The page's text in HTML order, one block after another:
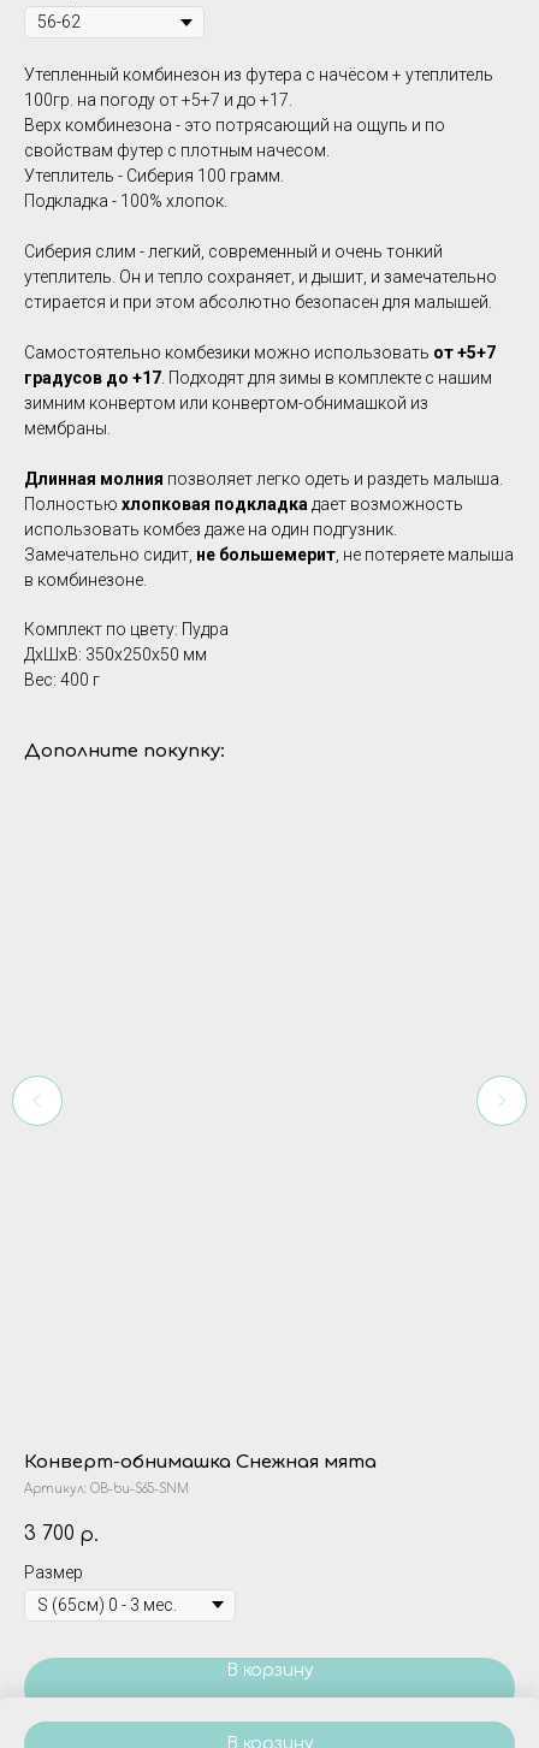
В корзину
Утепленный комбинезон из футера с начёсом + утеплитель
100гр. на погоду от +5+7 и до +17.
Верх комбинезона - это потрясающий на ощупь и по
свойствам футер с плотным начесом.
Утеплитель - Сиберия 100 грамм.
Подкладка - 100% хлопок.
Сиберия слим - легкий, современный и очень тонкий
утеплитель. Он и тепло сохраняет, и дышит, и замечательно
стирается и при этом абсолютно безопасен для малышей.
Самостоятельно комбезики можно использовать от +5+7
градусов до +17 . Подходят для зимы в комплекте с нашим
зимним конвертом или конвертом-обнимашкой из
мембраны.
Длинная молния позволяет легко одеть и раздеть малыша.
Полностью хлопковая подкладка дает возможность
использовать комбез даже на один подгузник.
Замечательно сидит, не большемерит , не потеряете малыша
в комбинезоне.
Комплект по цвету: Пудра
ДxШxВ: 350x250x50 мм
Вес: 400 г
Дополните покупку:
Конверт-обнимашка Снежная мята
Артикул: OB-bu-S65-SNM
3 700 р.
Размер
В корзину